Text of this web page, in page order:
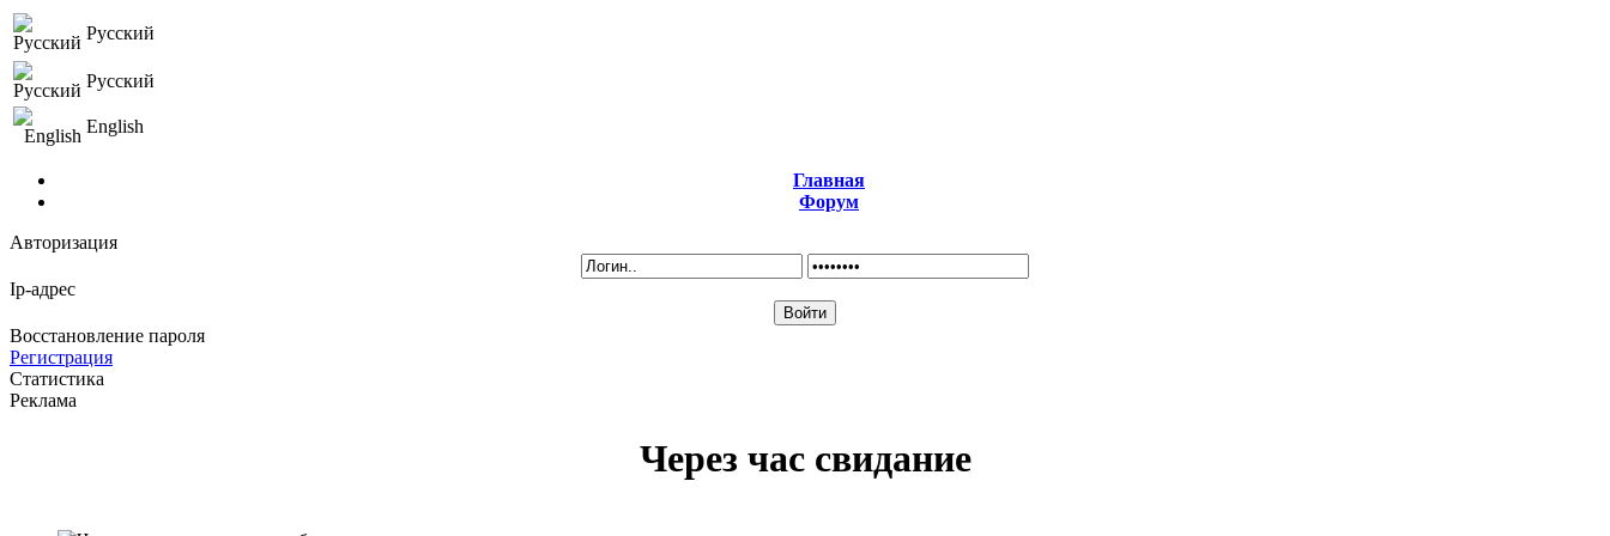
Русский
Русский
English
Главная
Форум
Авторизация
Ip-адрес
Восстановление пароля
Регистрация
Статистика
Реклама
Через час свидание